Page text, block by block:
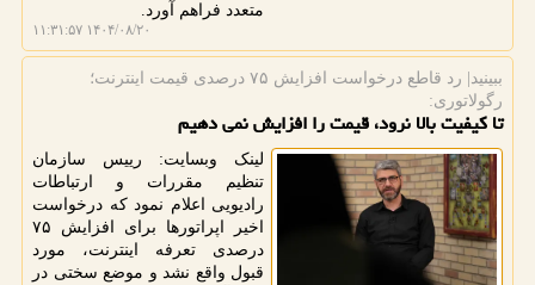
متعدد فراهم آورد.
۱۴۰۴/۰۸/۲۰ ۱۱:۳۱:۵۷
ببینید| رد قاطع درخواست افزایش ۷۵ درصدی قیمت اینترنت؛
رگولاتوری:
تا کیفیت بالا نرود، قیمت را افزایش نمی دهیم
لینک وبسایت: رییس سازمان
تنظیم مقررات و ارتباطات
رادیویی اعلام نمود که درخواست
اخیر اپراتورها برای افزایش ۷۵
درصدی تعرفه اینترنت، مورد
قبول واقع نشد و موضع سختی در